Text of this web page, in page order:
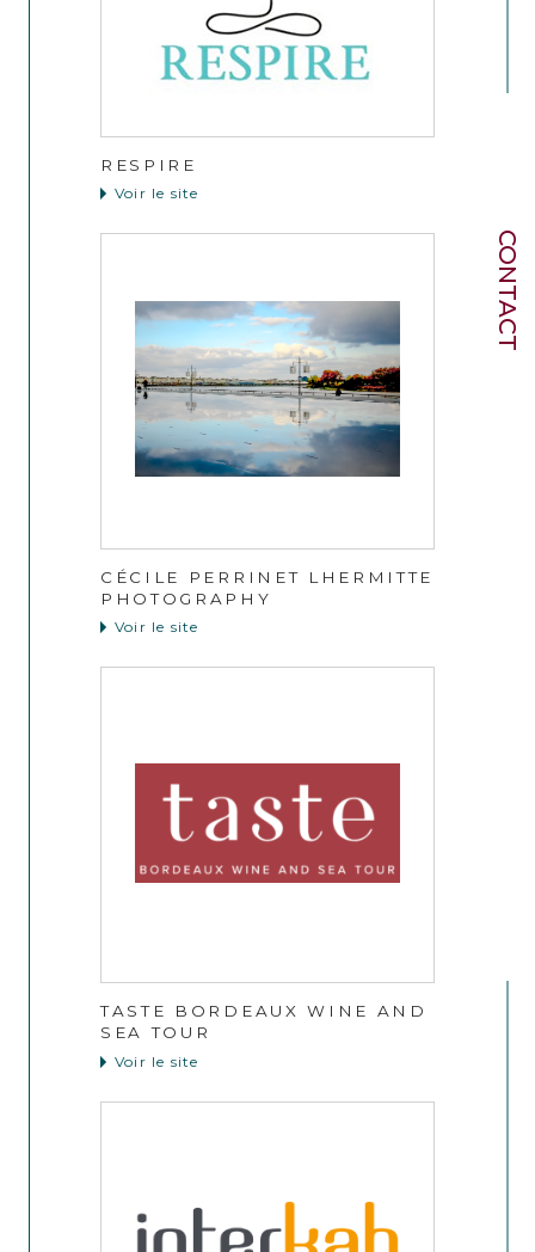
CONTACT
RESPIRE
Voir le site
CÉCILE PERRINET LHERMITTE
PHOTOGRAPHY
Voir le site
TASTE BORDEAUX WINE AND
SEA TOUR
Voir le site